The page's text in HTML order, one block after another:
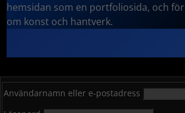
hemsidan som en portfoliosida, och
om konst och hantverk.
Användarnamn eller e-postadress